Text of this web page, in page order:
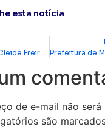
esta notícia
Jornalista Cleide Freires é homenageada no Amazônidas Protagonistas
de e-mail não
são